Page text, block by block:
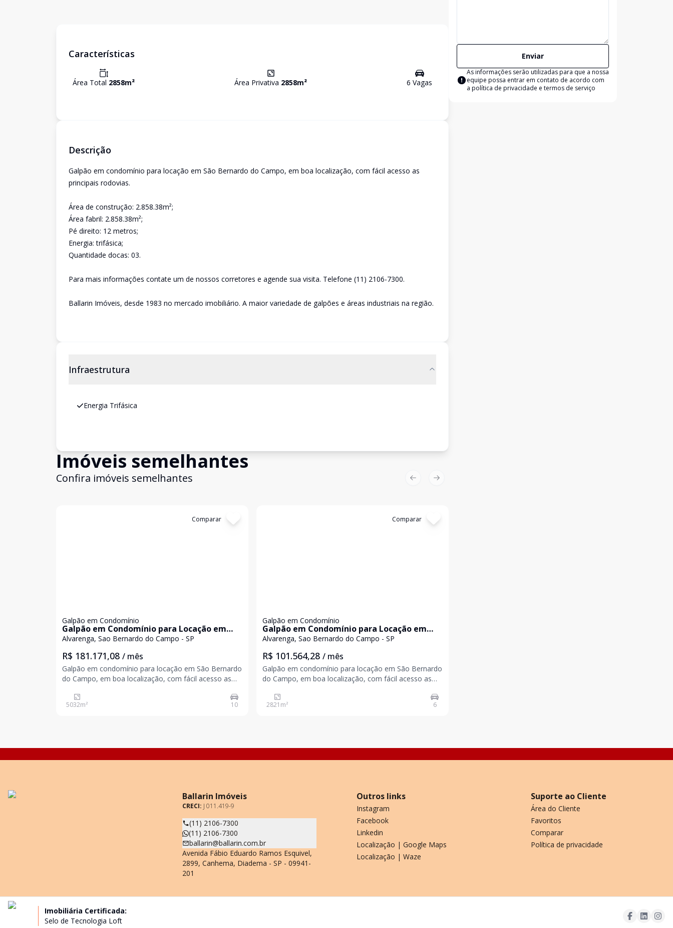
Características
Área Total 2858m² Área Privativa 2858m² 6 Vagas
Descrição
Galpão em condomínio para locação em São Bernardo do Campo, em boa localização, com fácil acesso as
principais rodovias.
Área de construção: 2.858.38m²;
Área fabril: 2.858.38m²;
Pé direito: 12 metros;
Energia: trifásica;
Quantidade docas: 03.
Para mais informações contate um de nossos corretores e agende sua visita. Telefone (11) 2106-7300.
Ballarin Imóveis, desde 1983 no mercado imobiliário. A maior variedade de galpões e áreas industriais na região.
Infraestrutura
Energia Trifásica
Imóveis semelhantes
Confira imóveis semelhantes
Comparar
Galpão em Condomínio
Galpão em Condomínio para Locação em
São Bernardo do Campo
Alvarenga, Sao Bernardo do Campo - SP
R$ 181.171,08 / mês
Galpão em condomínio para locação em São Bernardo
do Campo, em boa localização, com fácil acesso as
5032m² 10
Comparar
Galpão em Condomínio
Galpão em Condomínio para Locação em
São Bernardo do Campo
Alvarenga, Sao Bernardo do Campo - SP
R$ 101.564,28 / mês
Galpão em condomínio para locação em São Bernardo
do Campo, em boa localização, com fácil acesso as
Área fabril: 2.821,23m²; Pé direito: 12 metros; Energia:
2821 m² 6
Previous slide
Next slide
Enviar
As informações serão utilizadas para que a nossa
equipe possa entrar em contato de acordo com
a política de privacidade e termos de serviço
Ballarin Imóveis
CRECI: J 011.419-9
(11) 2106-7300
(11) 2106-7300
ballarin@ballarin.com.br
Avenida Fábio Eduardo Ramos Esquivel,
2899, Canhema, Diadema - SP - 09941-
201
Outros links
Instagram
Facebook
Linkedin
Localização | Google Maps
Localização | Waze
Suporte ao Cliente
Área do Cliente
Favoritos
Comparar
Política de privacidade
Imobiliária Certificada:
Selo de Tecnologia Loft